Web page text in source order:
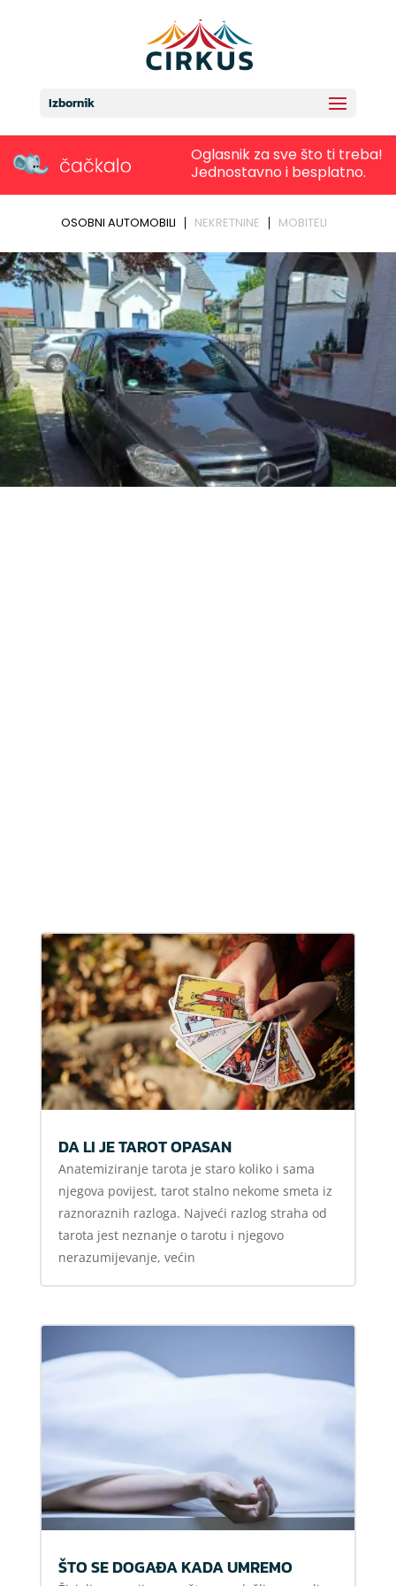
Izbornik
DA LI JE TAROT OPASAN
Anatemiziranje tarota je staro koliko i sama
njegova povijest, tarot stalno nekome smeta iz
raznoraznih razloga. Najveći razlog straha od
tarota jest neznanje o tarotu i njegovo
nerazumijevanje, većin
ŠTO SE DOGAĐA KADA UMREMO